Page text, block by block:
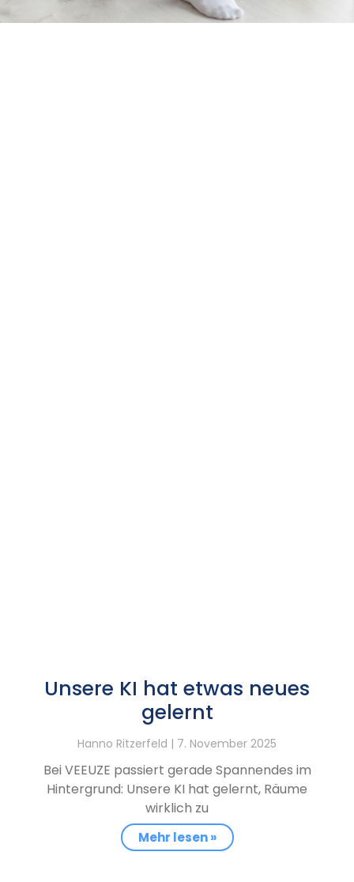
Unsere KI hat etwas neues
gelernt
Hanno Ritzerfeld 7. November 2025
Bei VEEUZE passiert gerade Spannendes im
Hintergrund: Unsere KI hat gelernt, Räume
wirklich zu
Mehr lesen »